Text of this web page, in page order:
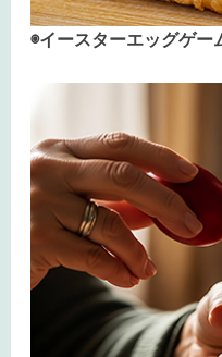
◉イースターエッグゲー